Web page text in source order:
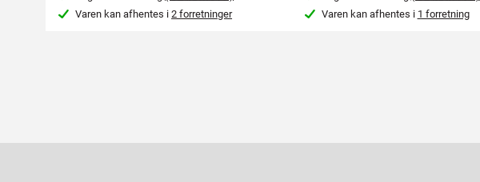
Varen kan afhentes i2 forretninger
Varen kan afhentes i 1 forretning